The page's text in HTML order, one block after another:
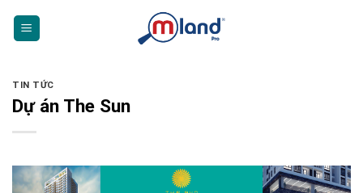
TIN TỨC
Dự án The Sun